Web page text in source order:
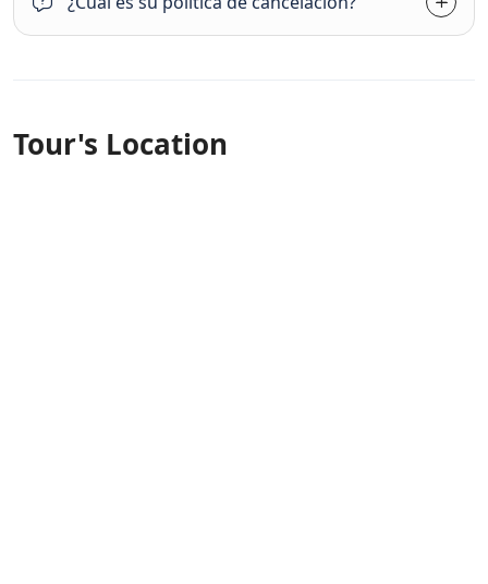
Tour's Location